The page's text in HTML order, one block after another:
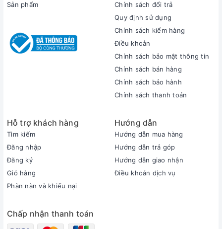
NÂNG CẤP TẢN NHIỆT MÁT
gồm 2 quạt tản nhiệt thế hệ mới kết hợp công nghệ Acer
CPU/GPU thêm 9%. Phần mềm Nitro Sense chủ động theo dõi
nhiệt độ, điều chỉnh tốc độ quạt. So với phiên bản trước khả
năng tản nhiệt tốt hơn 25%. Thiết kế tản nhiệt mới với 4 khe
hút gió/thoát nhiệt thông minh.
Sản phẩm
Chính sách đổi trả
Quy định sử dụng
Chính sách kiểm hàng
Điều khoản
Chính sách bảo mật thông tin
Chính sách bán hàng
Chính sách bảo hành
Chính sách thanh toán
Hỗ trợ khách hàng
Tìm kiếm
Đăng nhập
Đăng ký
Giỏ hàng
Phàn nàn và khiếu nại
Hướng dẫn
Hướng dẫn mua hàng
Hướng dẫn trả góp
Hướng dẫn giao nhận
Điều khoản dịch vụ
Chấp nhận thanh toán